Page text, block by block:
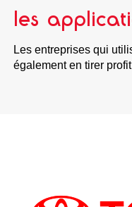
les
Les entreprises qui
également en tirer